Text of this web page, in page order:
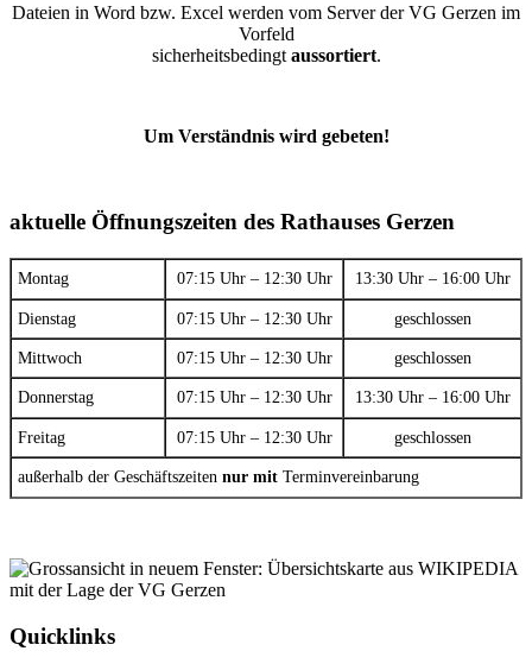
Dateien in Word bzw. Excel werden vom Server der VG Gerzen im
Vorfeld
sicherheitsbedingt aussortiert.
Um Verständnis wird gebeten!
aktuelle Öffnungszeiten des Rathauses Gerzen
Montag 07:15 Uhr – 12:30 Uhr 13:30 Uhr – 16:00 Uhr
Dienstag 07:15 Uhr – 12:30 Uhr geschlossen
Mittwoch 07:15 Uhr – 12:30 Uhr geschlossen
Donnerstag 07:15 Uhr – 12:30 Uhr 13:30 Uhr – 16:00 Uhr
Freitag 07:15 Uhr – 12:30 Uhr geschlossen
außerhalb der Geschäftszeiten nur mit Terminvereinbarung
Quicklinks